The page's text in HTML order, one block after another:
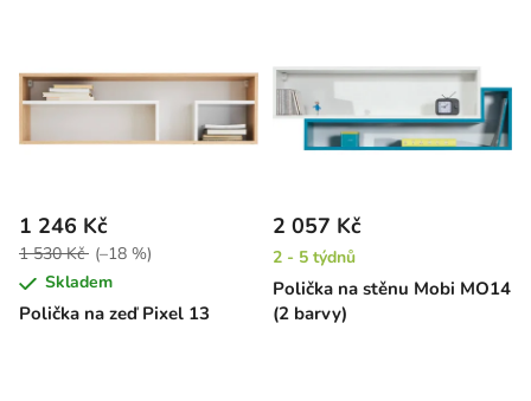
Polička na zeď Pixel 13
1 246 Kč
1 530 Kč (–18 %)
Skladem
Polička na stěnu Mobi MO14
(2 barvy)
2 057 Kč
2 - 5 týdnů